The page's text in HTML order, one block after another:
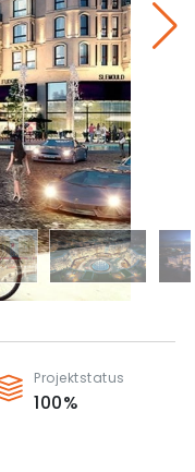
Projektstatus
100%